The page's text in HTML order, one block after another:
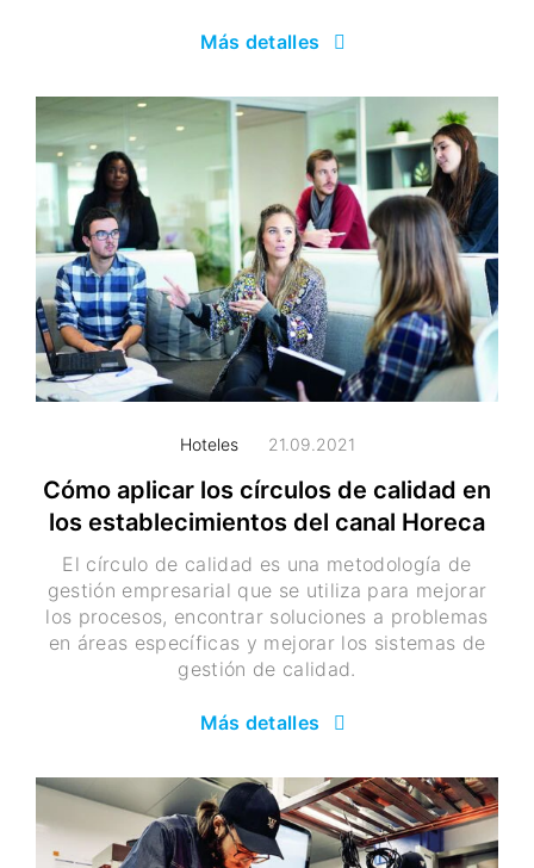
Más detalles
Hoteles 21.09.2021
Cómo aplicar los círculos de calidad en
los establecimientos del canal Horeca
El círculo de calidad es una metodología de
gestión empresarial que se utiliza para mejorar
los procesos, encontrar soluciones a problemas
en áreas específicas y mejorar los sistemas de
gestión de calidad.
Más detalles